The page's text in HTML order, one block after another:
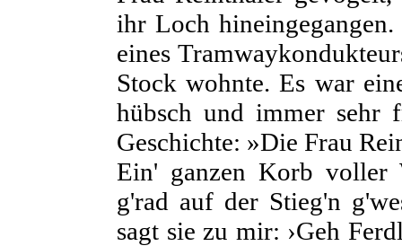
ihr Loch
eines
Stock wohnte. Es war
hübsch und immer sehr
Geschichte: »Die Frau
Ein' ganzen Korb voller
g'rad auf der Stieg'n
sagt sie zu mir: ›Geh